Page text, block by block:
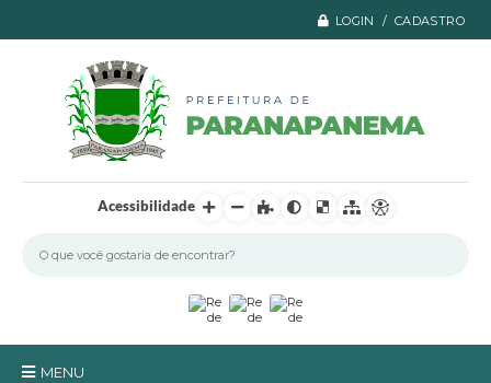
LOGIN / CADASTRO
Acessibilidade
MENU